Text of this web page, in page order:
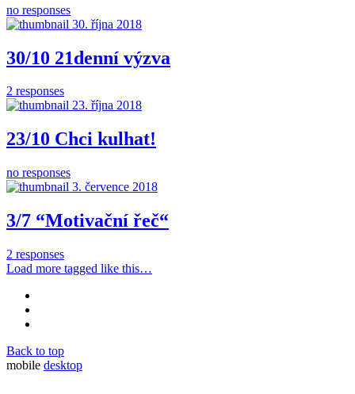
no responses
30. října 2018
30/10 21denní výzva
2 responses
23. října 2018
23/10 Chci kulhat!
no responses
3. července 2018
3/7 “Motivační řeč“
2 responses
Load more tagged like this…
Back to top
mobile desktop